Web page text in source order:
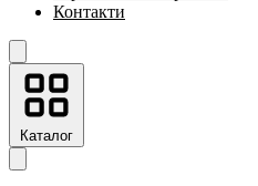
Контакти
Каталог